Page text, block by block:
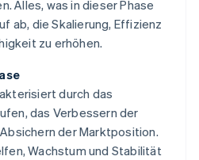
Alles, was in dieser Phase
ab, die Skalierung, Effizienz
zu erhöhen.
durch das
das Verbessern der
der Marktposition.
Wachstum und Stabilität